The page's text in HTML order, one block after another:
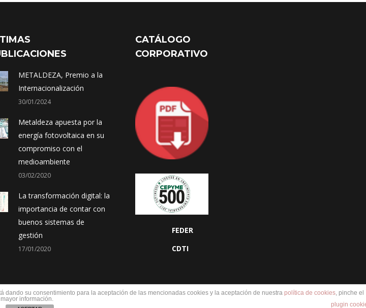
METALDEZA, Premio a la
Internacionalización
30/01/2024
Metaldeza apuesta por la
energía fotovoltaica en su
compromiso con el
medioambiente
03/02/2020
La transformación digital: la
importancia de contar con
buenos sistemas de
gestión
17/01/2020
CATÁLOGO
CORPORATIVO
FEDER
CDTI
su consentimiento para la aceptación de las mencionadas cookies y la aceptación de nuestra política de cookies, pinche el
información.
plugin